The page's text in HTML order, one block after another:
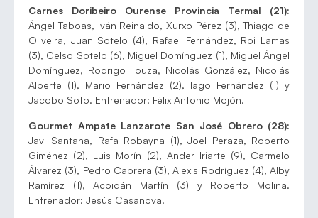
Carnes Doribeiro Ourense Provincia Termal (21):
Ángel Taboas, Iván Reinaldo, Xurxo Pérez (3), Thiago de
Oliveira, Juan Sotelo (4), Rafael Fernández, Roi Lamas
(3), Celso Sotelo (6), Miguel Domínguez (1), Miguel Ángel
Domínguez, Rodrigo Touza, Nicolás González, Nicolás
Alberte (1), Mario Fernández (2), Iago Fernández (1) y
Jacobo Soto. Entrenador: Félix Antonio Mojón.
Gourmet Ampate Lanzarote San José Obrero (28):
Javi Santana, Rafa Robayna (1), Joel Peraza, Roberto
Giménez (2), Luis Morín (2), Ander Iriarte (9), Carmelo
Álvarez (3), Pedro Cabrera (3), Alexis Rodríguez (4), Alby
Ramírez (1), Acoidán Martín (3) y Roberto Molina.
Entrenador: Jesús Casanova.